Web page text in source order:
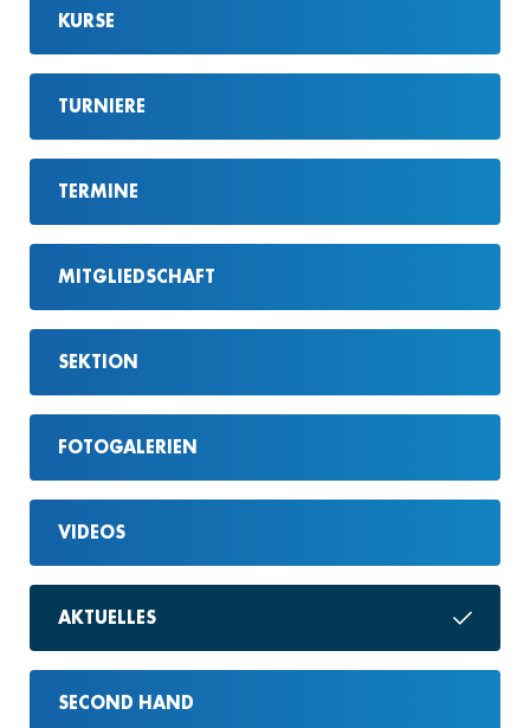
KURSE
TURNIERE
TERMINE
MITGLIEDSCHAFT
SEKTION
FOTOGALERIEN
VIDEOS
AKTUELLES
SECOND HAND